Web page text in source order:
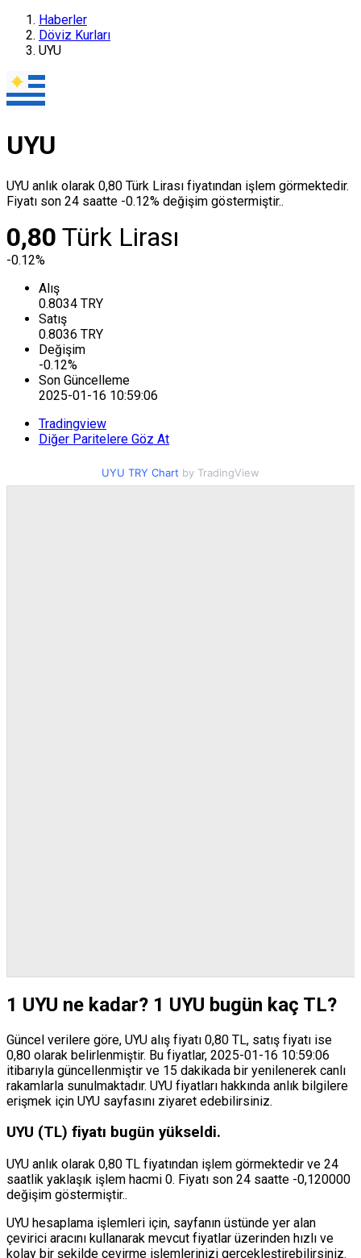
Haberler
Döviz Kurları
UYU
UYU
UYU anlık olarak 0,80 Türk Lirası fiyatından işlem görmektedir.
Fiyatı son 24 saatte -0.12% değişim göstermiştir..
0,80 Türk Lirası
-0.12%
Alış
0.8034 TRY
Satış
0.8036 TRY
Değişim
-0.12%
Son Güncelleme
2025-01-16 10:59:06
Tradingview
Diğer Paritelere Göz At
UYU TRY Chart by TradingView
1 UYU ne kadar? 1 UYU bugün kaç TL?
Güncel verilere göre, UYU alış fiyatı 0,80 TL, satış fiyatı ise
0,80 olarak belirlenmiştir. Bu fiyatlar, 2025-01-16 10:59:06
itibarıyla güncellenmiştir ve 15 dakikada bir yenilenerek canlı
rakamlarla sunulmaktadır. UYU fiyatları hakkında anlık bilgilere
erişmek için UYU sayfasını ziyaret edebilirsiniz.
UYU (TL) fiyatı bugün yükseldi.
UYU anlık olarak 0,80 TL fiyatından işlem görmektedir ve 24
saatlik yaklaşık işlem hacmi 0. Fiyatı son 24 saatte -0,120000
değişim göstermiştir..
UYU hesaplama işlemleri için, sayfanın üstünde yer alan
çevirici aracını kullanarak mevcut fiyatlar üzerinden hızlı ve
kolay bir şekilde çevirme işlemlerinizi gerçekleştirebilirsiniz.